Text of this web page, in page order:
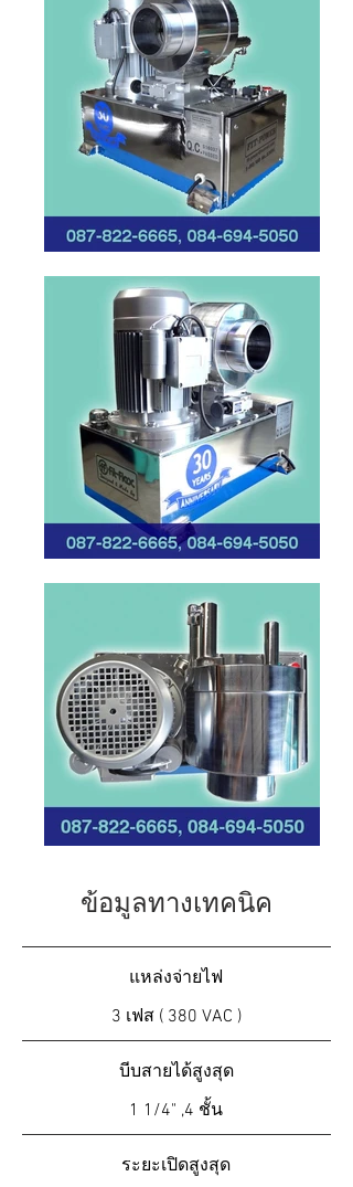
ข้อมูลทางเทคนิค
แหล่งจ่ายไฟ
3 เฟส ( 380 VAC )
บีบสายได้สูงสุด
1 1/4" ,4 ชั้น
ระยะเปิดสูงสุด